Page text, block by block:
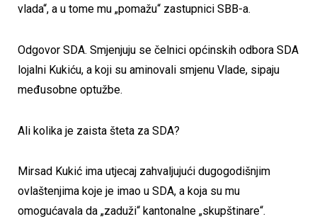
vlada“, a u tome mu „pomažu“ zastupnici SBB-a.
Odgovor SDA. Smjenjuju se čelnici općinskih odbora SDA
lojalni Kukiću, a koji su aminovali smjenu Vlade, sipaju
međusobne optužbe.
Ali kolika je zaista šteta za SDA?
Mirsad Kukić ima utjecaj zahvaljujući dugogodišnjim
ovlaštenjima koje je imao u SDA, a koja su mu
omogućavala da „zaduži“ kantonalne „skupštinare“.